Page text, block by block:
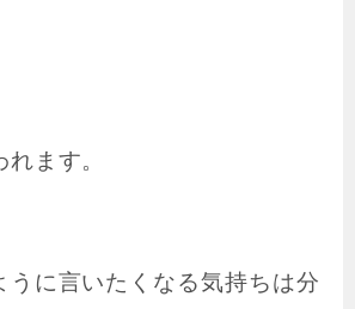
ます。
うに言いたくなる気持ちは分